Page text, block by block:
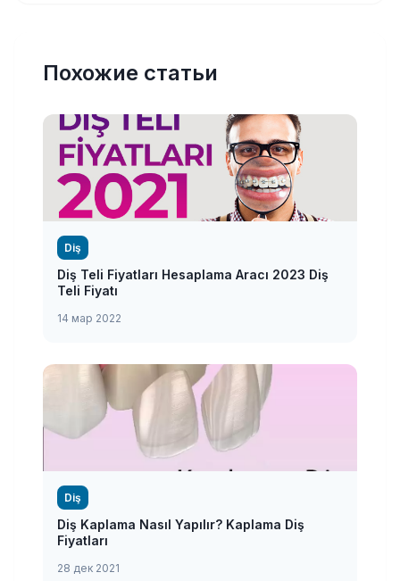
Похожие статьи
Diş
Diş Teli Fiyatları Hesaplama Aracı 2023 Diş
Teli Fiyatı
14 мар 2022
Diş
Diş Kaplama Nasıl Yapılır? Kaplama Diş
Fiyatları
28 дек 2021